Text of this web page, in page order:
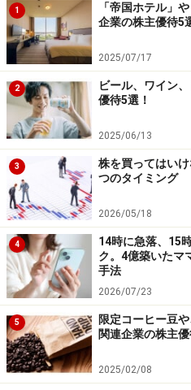
1
「帝国ホテル」
企業の株主優待5
2025/07/17
2
ビール、ワイン
優待5選！
2025/06/13
3
株を買ってはい
つのタイミング
2026/05/18
4
14時に急落、15
ク。4億築いたマ
手法
2026/07/23
5
限定コーヒー豆
関連企業の株主
2025/02/08